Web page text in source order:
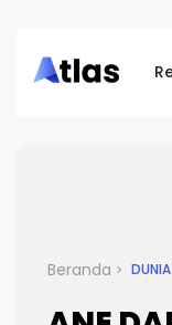
Beranda DUNIA